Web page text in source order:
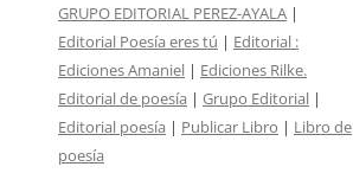
GRUPO EDITORIAL PEREZ-AYALA |
Editorial Poesía eres tú | Editorial :
Ediciones Amaniel | Ediciones Rilke.
Editorial de poesía | Grupo Editorial |
Editorial poesía | Publicar Libro | Libro de
poesía